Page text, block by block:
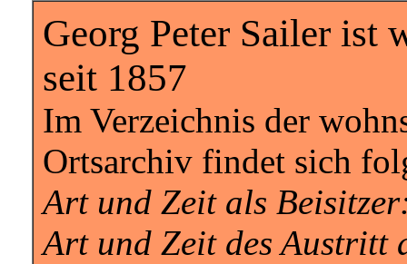
Georg Peter Sailer ist
seit 1857
Im Verzeichnis der
Ortsarchiv findet sich
Art und Zeit als
Art und Zeit des